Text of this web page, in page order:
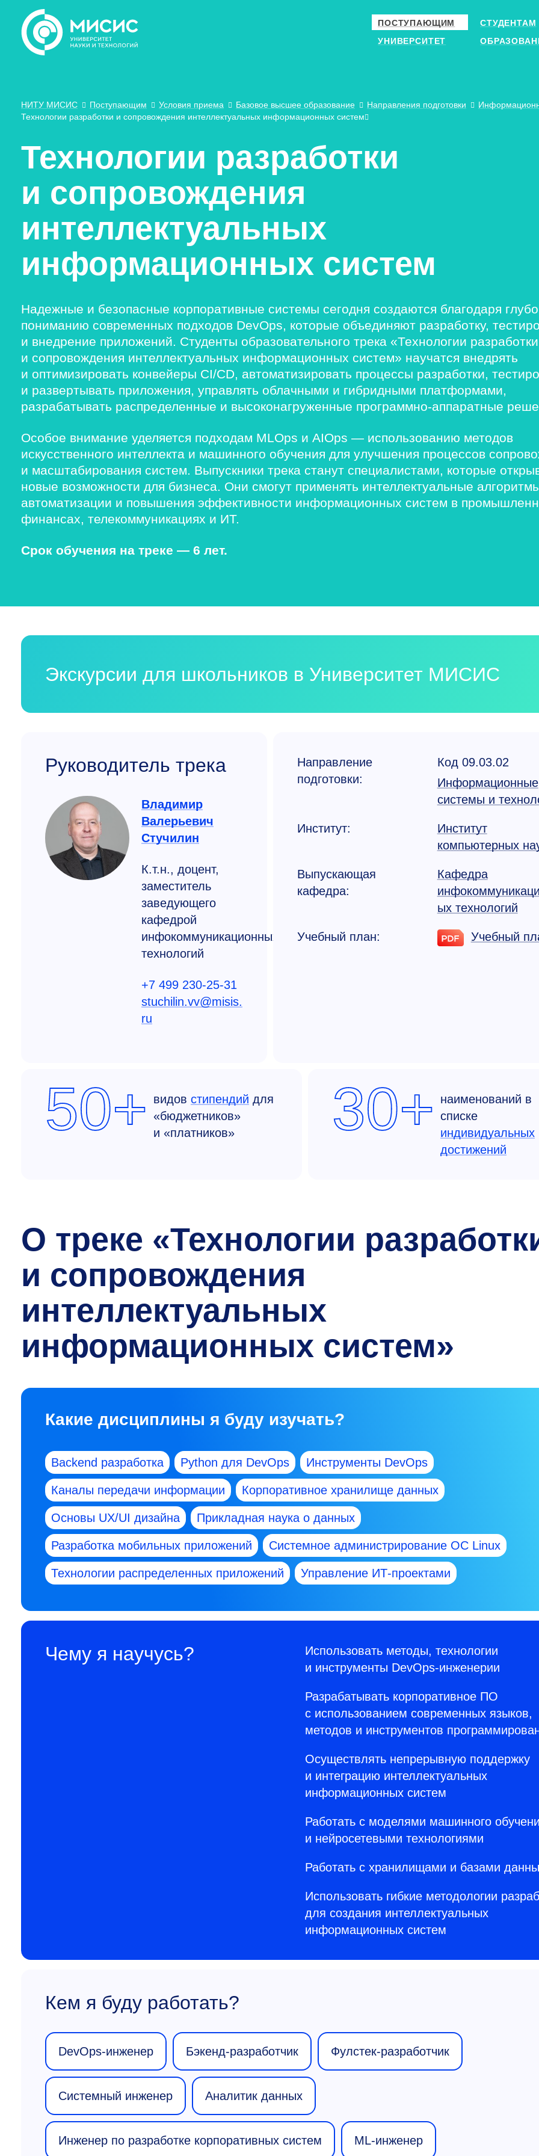
ПОСТУПАЮЩИМ
СТУДЕНТАМ
УНИВЕРСИТЕТ
НИТУ МИСИС Поступающим Условия приема Базовое высшее образование Направления подготовки
Технологии разработки и сопровождения интеллектуальных информационных систем
Технологии разработки
и сопровождения
интеллектуальных
информационных систем
Надежные и безопасные корпоративные системы сегодня создаются благодаря
пониманию современных подходов DevOps, которые объединяют разработку,
и внедрение приложений. Студенты образовательного трека «Технологии разработки
и сопровождения интеллектуальных информационных систем» научатся внедрять
и оптимизировать конвейеры CI/CD, автоматизировать процессы разработки,
и развертывать приложения, управлять облачными и гибридными платформами,
разрабатывать распределенные и высоконагруженные программно-аппаратные
Особое внимание уделяется подходам MLOps и AIOps — использованию методов
искусственного интеллекта и машинного обучения для улучшения процессов
и масштабирования систем. Выпускники трека станут специалистами, которые
новые возможности для бизнеса. Они смогут применять интеллектуальные
автоматизации и повышения эффективности информационных систем в
финансах, телекоммуникациях и ИТ.
Срок обучения на треке — 6 лет.
Экскурсии для школьников в Университет МИСИС
Руководитель трека
Владимир
Валерьевич
Стучилин
К.т.н., доцент,
заместитель
заведующего
кафедрой
инфокоммуникационных
технологий
+7 499 230-25-31
stuchilin.vv@misis.
ru
Направление
подготовки:
Код 09.03.02
Информационные
системы и
Институт:
Институт
компьютерных
Выпускающая
кафедра:
Кафедра
ых технологий
Учебный план: Учебный
50+ видов стипендий для
«бюджетников»
и «платников»
30+
наименований в
списке
индивидуальных
достижений
О треке «Технологии
и сопровождения
интеллектуальных
информационных систем»
Какие дисциплины я буду изучать?
Backend разработка Python для DevOps Инструменты DevOps
Каналы передачи информации Корпоративное хранилище данных
Основы UX/UI дизайна Прикладная наука о данных
Разработка мобильных приложений Системное администрирование ОС Linux
Технологии распределенных приложений Управление ИТ-проектами
Чему я научусь?
Использовать методы, технологии
и инструменты DevOps-инженерии
Разрабатывать корпоративное ПО
с использованием современных языков,
методов и инструментов
Осуществлять непрерывную поддержку
и интеграцию интеллектуальных
информационных систем
Работать с моделями машинного
и нейросетевыми технологиями
Работать с хранилищами и базами
Использовать гибкие методологии
для создания интеллектуальных
информационных систем
Кем я буду работать?
DevOps-инженер Бэкенд-разработчик Фулстек-разработчик
Системный инженер Аналитик данных
Инженер по разработке корпоративных систем ML-инженер